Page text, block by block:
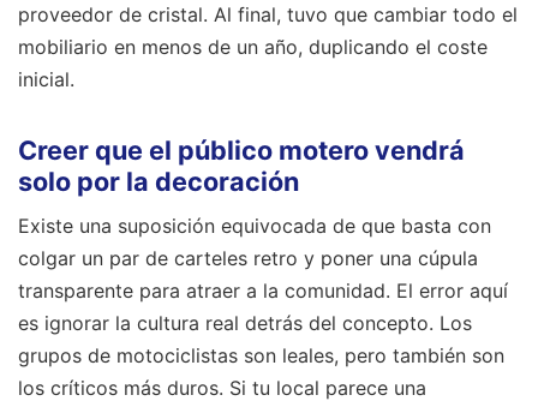
proveedor de cristal. Al final, tuvo que cambiar todo el
mobiliario en menos de un año, duplicando el coste
inicial.
Creer que el público motero vendrá
solo por la decoración
Existe una suposición equivocada de que basta con
colgar un par de carteles retro y poner una cúpula
transparente para atraer a la comunidad. El error aquí
es ignorar la cultura real detrás del concepto. Los
grupos de motociclistas son leales, pero también son
los críticos más duros. Si tu local parece una